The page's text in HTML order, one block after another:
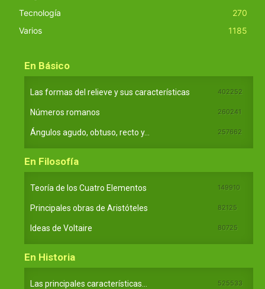
Tecnología
270
Varios
1185
En Básico
Las formas del relieve y sus características 402252
Números romanos 260241
Ángulos agudo, obtuso, recto y... 257662
En Filosofía
Teoría de los Cuatro Elementos 149910
Principales obras de Aristóteles 82125
Ideas de Voltaire 80725
En Historia
Las principales características... 525533